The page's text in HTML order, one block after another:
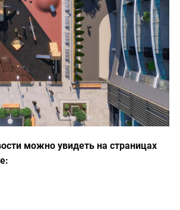
можно увидеть на страницах